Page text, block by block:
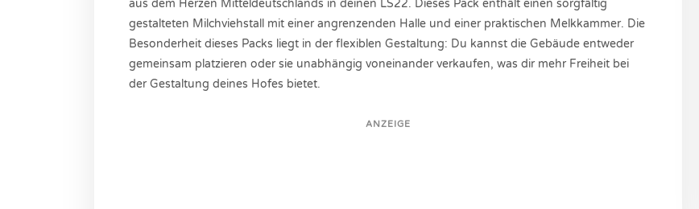
aus dem Herzen Mitteldeutschlands in deinen LS22. Dieses Pack enthält einen sorgfältig
gestalteten Milchviehstall mit einer angrenzenden Halle und einer praktischen Melkkammer. Die
Besonderheit dieses Packs liegt in der flexiblen Gestaltung: Du kannst die Gebäude entweder
gemeinsam platzieren oder sie unabhängig voneinander verkaufen, was dir mehr Freiheit bei
der Gestaltung deines Hofes bietet.
ANZEIGE